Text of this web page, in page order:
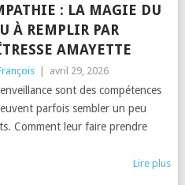
: LA MAGIE DU
À REMPLIR PAR
AMAYETTE
avril 29, 2026
sont des compétences
parfois sembler un peu
Comment leur faire prendre
Lire plus